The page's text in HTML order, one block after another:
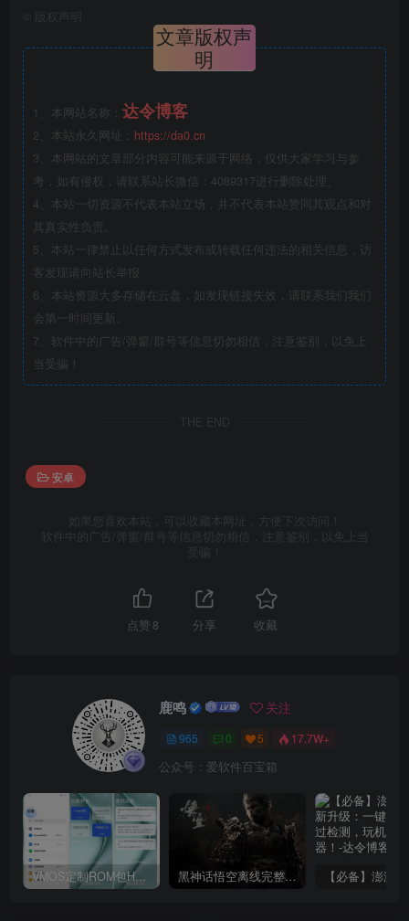
版权声明
文章版权声
明
1、本网站名称： 达令博客
2、本站永久网址： https://da0.cn
3、本网站的文章部分内容可能来源于网络，仅供大家学习与参
考，如有侵权，请联系站长微信：4089317进行删除处理。
4、本站一切资源不代表本站立场，并不代表本站赞同其观点和对
其真实性负责。
5、本站一律禁止以任何方式发布或转载任何违法的相关信息，访
客发现请向站长举报
6、本站资源大多存储在云盘，如发现链接失效，请联系我们我们
会第一时间更新。
7、软件中的广告/弹窗/群号等信息切勿相信，注意鉴别，以免上
当受骗！
THE END
安卓
如果您喜欢本站，可以收藏本网址，方便下次访问！
软件中的广告/弹窗/群号等信息切勿相信，注意鉴别，以免上当
受骗！
点赞 8 分享 收藏
鹿鸣 关注
965 0 5 17.7W+
公众号：爱软件百宝箱
VMOS定制ROM包HnciseOS9.6.0兼容解锁 黑神话悟空离线完整版+修改器